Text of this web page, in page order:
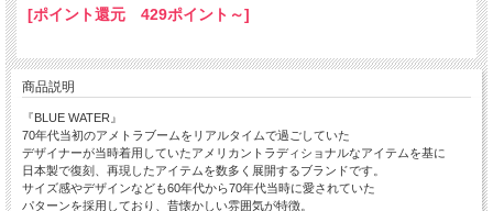
[ポイント還元 429ポイント～]
商品説明
『BLUE WATER』
70年代当初のアメトラブームをリアルタイムで過ごしていた
デザイナーが当時着用していたアメリカントラディショナルなアイテムを基に
日本製で復刻、再現したアイテムを数多く展開するブランドです。
サイズ感やデザインなども60年代から70年代当時に愛されていた
パターンを採用しており、昔懐かしい雰囲気が特徴。